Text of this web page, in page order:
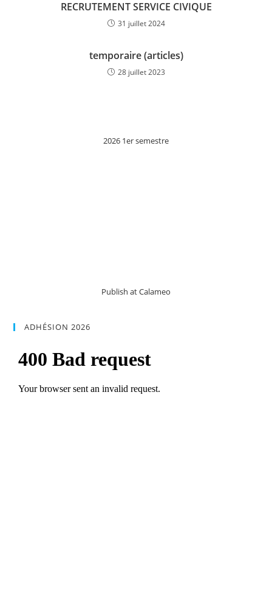
RECRUTEMENT SERVICE CIVIQUE
31 juillet 2024
temporaire (articles)
28 juillet 2023
2026 1er semestre
Publish at Calameo
ADHÉSION 2026